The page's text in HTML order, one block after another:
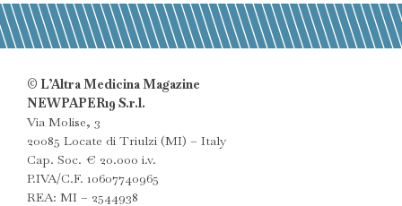
© L’Altra Medicina Magazine
NEWPAPER19 S.r.l.
Via Molise, 3
20085 Locate di Triulzi (MI) – Italy
Cap. Soc. € 20.000 i.v.
P.IVA/C.F. 10607740965
REA: MI – 2544938